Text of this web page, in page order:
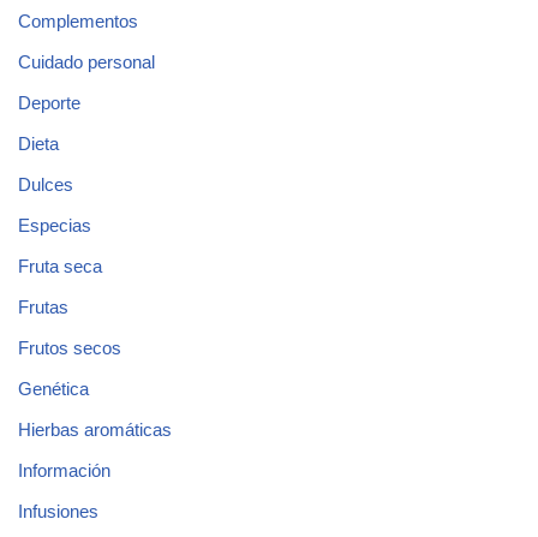
Complementos
Cuidado personal
Deporte
Dieta
Dulces
Especias
Fruta seca
Frutas
Frutos secos
Genética
Hierbas aromáticas
Información
Infusiones